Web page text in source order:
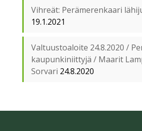
Vihreät: Perämerenkaari
19.1.2021
Valtuustoaloite 24.8.2020 /
kaupunkiniittyjä / Maarit
Sorvari 24.8.2020